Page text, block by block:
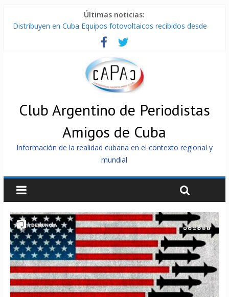
Últimas noticias:
Distribuyen en Cuba Equipos fotovoltaicos recibidos desde
La ONU condena medidas de EE.UU contra Cuba
Cuba alerta sobre doctrina militar de dominación de EEUU
Nuevas sanciones de EEUU contra Cuba apuntan a la
cooperación militar con Rusia y China
Brutal represión contra los que marchan para que no se
venda la patria
Club Argentino de Periodistas
Amigos de Cuba
Información de la realidad cubana en el contexto regional y
mundial